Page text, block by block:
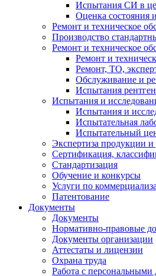
Испытания СИ в
Оценка состояния
Ремонт и техническое
Производство
Ремонт и техническое
Ремонт и
Ремонт, ТО,
Обслуживание и
Испытания
Испытания и
Испытания и
Испытательная
Испытательный
Экспертиза продукции и
Сертификация,
Стандартизация
Обучение и конкурсы
Услуги по
Патентование
Документы
Документы
Нормативно-правовые
Документы организации
Аттестаты и лицензии
Охрана труда
Работа с